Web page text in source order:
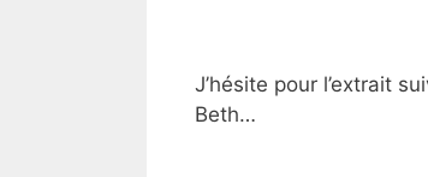
J’hésite pour l’extrait
Beth…